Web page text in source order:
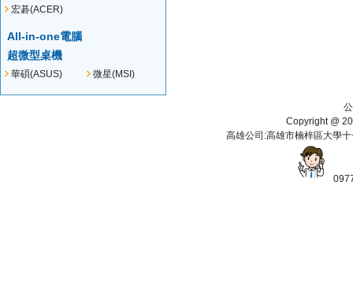
宏碁(ACER)
All-in-one電腦
超微型桌機
華碩(ASUS) 微星(MSI)
Copyright @
高雄公司:高雄市楠梓區大學